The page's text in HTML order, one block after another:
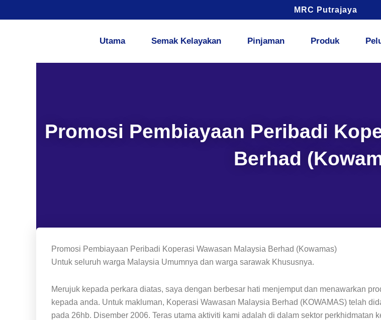
to
MRC Putrajaya
Utama Semak Kelayakan Pinjaman Produk
Promosi Pembiayaan Peribadi
Berhad
Promosi Pembiayaan Peribadi Koperasi Wawasan Malaysia Berhad (Kowamas)
Untuk seluruh warga Malaysia Umumnya dan warga sarawak Khususnya.
Merujuk kepada perkara diatas, saya dengan berbesar hati menjemput dan menawarkan
kepada anda. Untuk makluman, Koperasi Wawasan Malaysia Berhad (KOWAMAS) telah
pada 26hb. Disember 2006. Teras utama aktiviti kami adalah di dalam sektor perkhidmatan